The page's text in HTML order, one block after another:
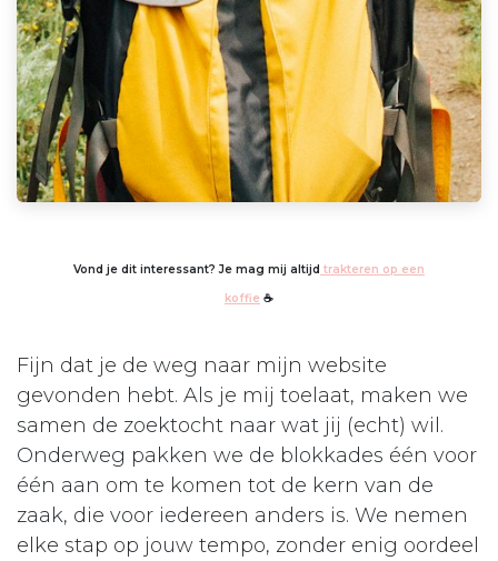
Vond je dit interessant? Je mag mij altijd trakteren op een
koffie ☕
Fijn dat je de weg naar mijn website
gevonden hebt. Als je mij toelaat, maken we
samen de zoektocht naar wat jij (echt) wil.
Onderweg pakken we de blokkades één voor
één aan om te komen tot de kern van de
zaak, die voor iedereen anders is. We nemen
elke stap op jouw tempo, zonder enig oordeel